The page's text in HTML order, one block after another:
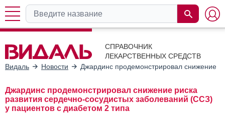
СПРАВОЧНИК
ЛЕКАРСТВЕННЫХ СРЕДСТВ
Видаль
Новости Джардинс продемонстрировал снижение
Джардинс продемонстрировал снижение риска
развития сердечно-сосудистых заболеваний (ССЗ)
у пациентов с диабетом 2 типа